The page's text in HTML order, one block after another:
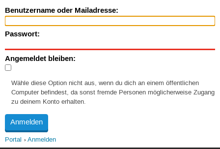
Benutzername oder Mailadresse:
Passwort:
Angemeldet bleiben:
Wähle diese Option nicht aus, wenn du dich an einem öffentlichen
Computer befindest, da sonst fremde Personen möglicherweise Zugang
zu deinem Konto erhalten.
Portal Anmelden